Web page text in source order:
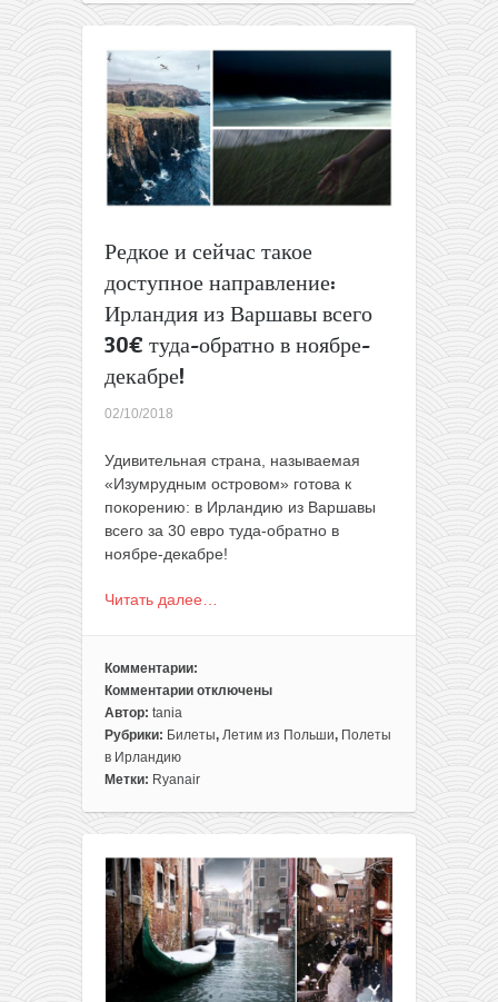
ещё
дешевле:
всего
14,99€
в
одну
сторону
в
ноябре-
Редкое и сейчас такое
доступное направление:
Ирландия из Варшавы всего
30€ туда-обратно в ноябре-
декабре!
02/10/2018
Удивительная страна, называемая
«Изумрудным островом» готова к
покорению: в Ирландию из Варшавы
всего за 30 евро туда-обратно в
ноябре-декабре!
Читать далее…
Комментарии:
Комментарии
к
записи
Редкое
и
такое
направление:
Ирландия
из
Варшавы
всего
30€
отключены
Автор: tania
Рубрики: Билеты, Летим из Польши, Полеты
в Ирландию
Метки: Ryanair